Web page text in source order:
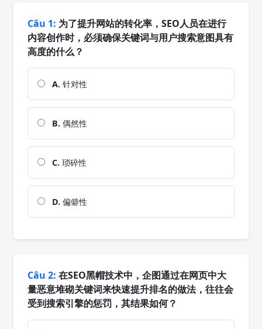
Câu 1: 为了提升网站的转化率，SEO人员在进行
内容创作时，必须确保关键词与用户搜索意图具有
高度的什么？
A. 针对性
B. 偶然性
C. 琐碎性
D. 偏僻性
Câu 2: 在SEO黑帽技术中，企图通过在网页中大
量恶意堆砌关键词来快速提升排名的做法，往往会
受到搜索引擎的惩罚，其结果如何？